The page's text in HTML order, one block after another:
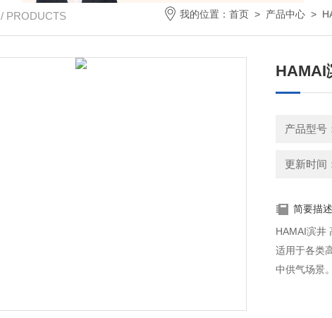
/ PRODUCTS 我的位置： 首页 > 产品中心 >
HAMAI
产品型号
更新时间
简要描述
HAMAI滨井
适用于各类
中供气场景。